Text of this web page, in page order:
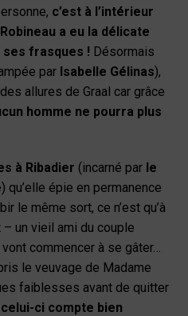
c’est à l’intérieur
a eu la délicate
frasques ! Désormais
par Isabelle Gélinas),
allures de Graal car grâce
homme ne pourra plus
à Ribadier (incarné par le
) qu’elle épie en permanence
le même sort, ce n’est qu’à
– un vieil ami du couple
commencer à se gâter…
le veuvage de Madame
faiblesses avant de quitter
celui-ci compte bien